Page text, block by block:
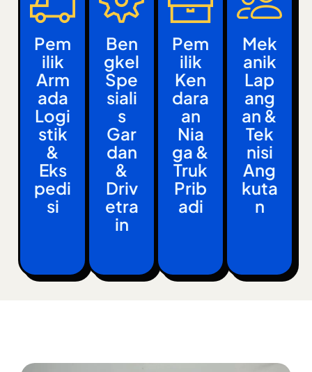
Pem
Ilik
Arm
Ada
Logi
Stik
&
Eks
Pedi
Si
Ben
Gkel
Spe
Siali
S
Gar
Dan
&
Driv
Etra
In
Pem
Ilik
Ken
Dara
An
Nia
Ga &
Truk
Prib
Adi
Mek
Anik
Lap
Ang
An &
Tek
Nisi
Ang
Kuta
N